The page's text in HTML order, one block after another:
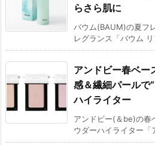
らさら肌に
バウム(BAUM)の夏フ
レグランス「バウム
アンドビー春ベー
感＆繊細パールで
ハイライター
アンドビー(＆be)の春
ウダーハイライター「